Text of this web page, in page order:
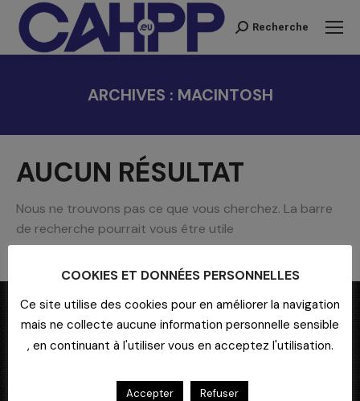
Recherche
Recherche
ARCHIVES : MACINTOSH
AUCUN RÉSULTAT
Nous ne trouvons pas ce que vous cherchez. La barre
de recherche pourrait vous être utile
COOKIES ET DONNÉES PERSONNELLES
Ce site utilise des cookies pour en améliorer la navigation
mais ne collecte aucune information personnelle sensible
, en continuant à l'utiliser vous en acceptez l'utilisation.
Accepter Refuser